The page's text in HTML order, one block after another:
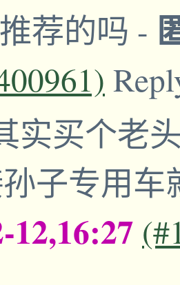
荐的吗 -
实买个老
子专用
12,16:27